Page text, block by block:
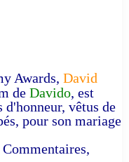
Awards, David
de Davido, est
d'honneur, vêtus de
pour son mariage